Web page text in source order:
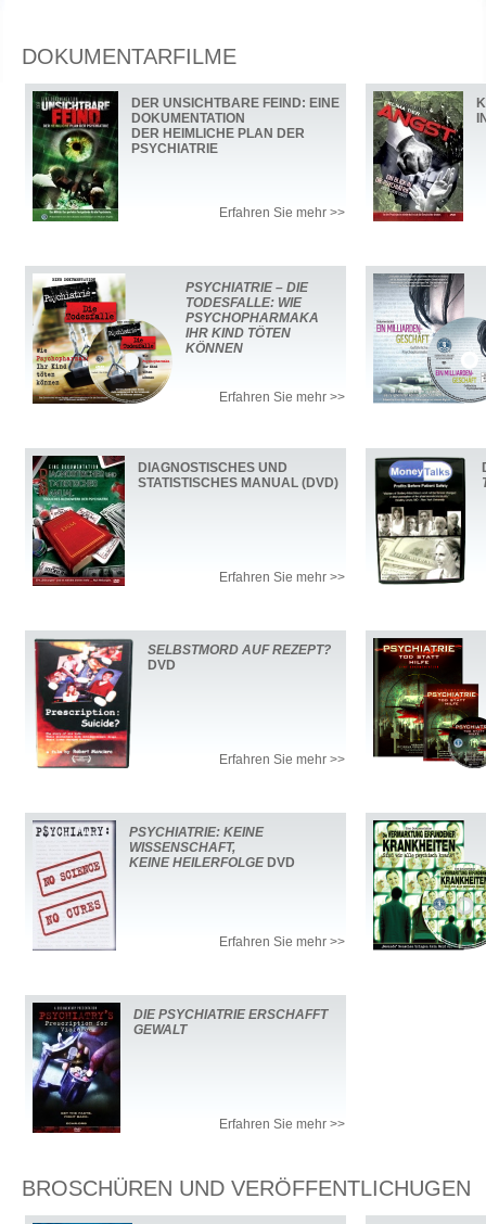
DOKUMENTARFILME
DER UNSICHTBARE FEIND: EINE
DOKUMENTATION
DER HEIMLICHE PLAN DER
PSYCHIATRIE
Erfahren Sie mehr >>
PSYCHIATRIE – DIE
TODESFALLE: WIE
PSYCHOPHARMAKA
IHR KIND TÖTEN
KÖNNEN
Erfahren Sie mehr >>
DIAGNOSTISCHES UND
STATISTISCHES MANUAL (DVD)
Erfahren Sie mehr >>
SELBSTMORD AUF REZEPT?
DVD
Erfahren Sie mehr >>
PSYCHIATRIE: KEINE
WISSENSCHAFT,
KEINE HEILERFOLGEDVD
Erfahren Sie mehr >>
DIE PSYCHIATRIE ERSCHAFFT
GEWALT
Erfahren Sie mehr >>
BROSCHÜREN UND VERÖFFENTLICHUGEN